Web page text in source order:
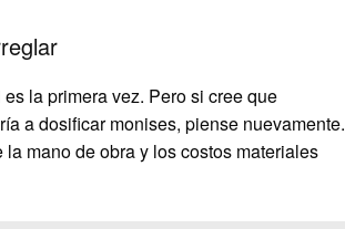
la primera vez. Pero si cree que
a dosificar monises, piense nuevamente.
mano de obra y los costos materiales